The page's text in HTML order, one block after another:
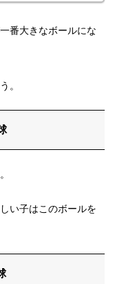
番大きなボールにな
。
い子はこのボールを